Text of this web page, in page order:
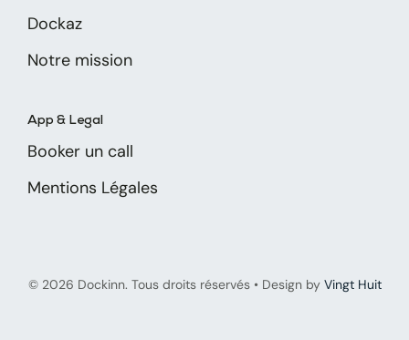
Dockaz
Notre mission
App & Legal
Booker un call
Mentions Légales
© 2026 Dockinn. Tous droits réservés • Design by Vingt Huit